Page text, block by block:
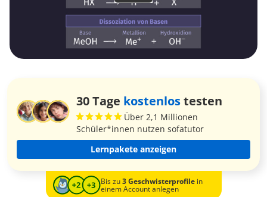
30 Tage kostenlostesten
Über 2,1 Millionen
Schüler*innen nutzen sofatutor
Lernpakete anzeigen
Bis zu3 Geschwisterprofilein
einem Account anlegen